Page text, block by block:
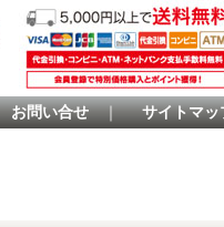
お問い合せ ｜ サイトマッ